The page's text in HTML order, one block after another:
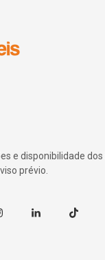
e disponibilidade
prévio.
Linkedin TikTok